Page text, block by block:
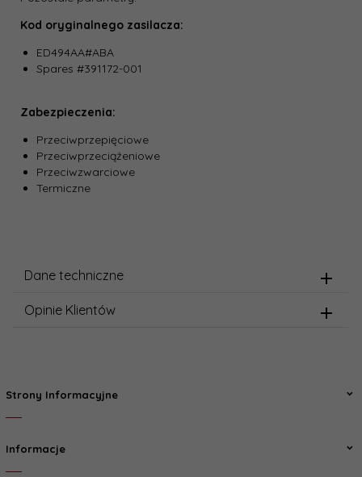
Kod oryginalnego zasilacza:
ED494AA#ABA
Spares #391172-001
Zabezpieczenia:
Przeciwprzepięciowe
Przeciwprzeciążeniowe
Przeciwzwarciowe
Termiczne
Dane techniczne
Opinie Klientów
Strony Informacyjne
Informacje